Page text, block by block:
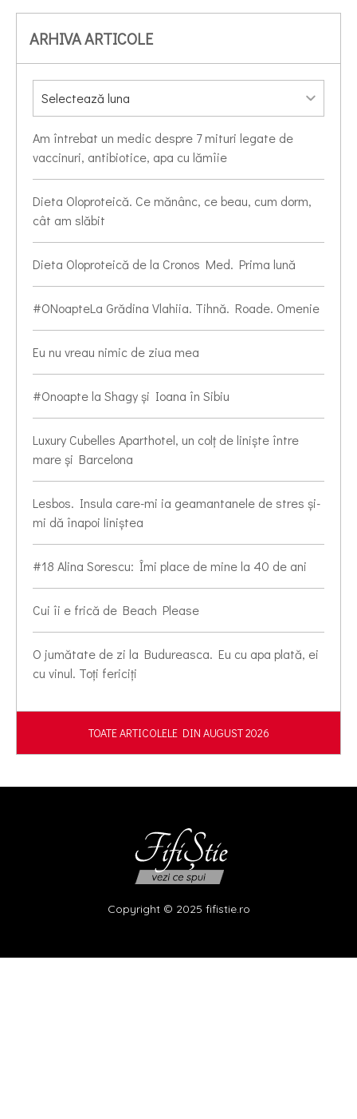
ARHIVA ARTICOLE
Am întrebat un medic despre 7 mituri legate de
vaccinuri, antibiotice, apa cu lămîie
Dieta Oloproteică. Ce mănânc, ce beau, cum dorm,
cât am slăbit
Dieta Oloproteică de la Cronos Med. Prima lună
#ONoapteLa Grădina Vlahiia. Tihnă. Roade. Omenie
Eu nu vreau nimic de ziua mea
#Onoapte la Shagy și Ioana în Sibiu
Luxury Cubelles Aparthotel, un colț de liniște între
mare și Barcelona
Lesbos. Insula care-mi ia geamantanele de stres și-
mi dă înapoi liniștea
#18 Alina Sorescu: Îmi place de mine la 40 de ani
Cui îi e frică de Beach Please
O jumătate de zi la Budureasca. Eu cu apa plată, ei
cu vinul. Toți fericiți
TOATE ARTICOLELE DIN AUGUST 2026
Copyright © 2025 fifistie.ro